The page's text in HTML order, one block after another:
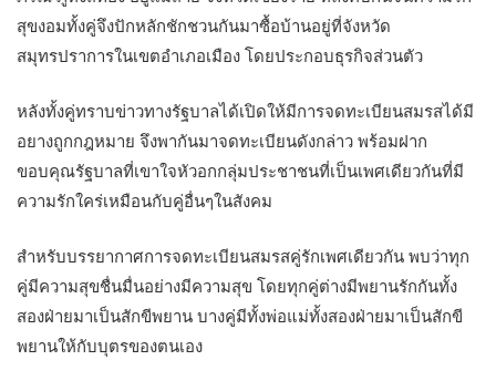
สุขงอมทั้งคู่จึงปักหลักชักชวนกันมาซื้อบ้านอยู่ที่จังหวัด
สมุทรปราการในเขตอำเภอเมือง โดยประกอบธุรกิจส่วนตัว
หลังทั้งคู่ทราบข่าวทางรัฐบาลได้เปิดให้มีการจดทะเบียนสมรสได้มี
อยางถูกกฎหมาย จึงพากันมาจดทะเบียนดังกล่าว พร้อมฝาก
ขอบคุณรัฐบาลที่เขาใจหัวอกกลุ่มประชาชนที่เป็นเพศเดียวกันที่มี
ความรักใคร่เหมือนกับคู่อื่นๆในสังคม
สำหรับบรรยากาศการจดทะเบียนสมรสคู่รักเพศเดียวกัน พบว่าทุก
คู่มีความสุขชื่นมื่นอย่างมีความสุข โดยทุกคู่ต่างมีพยานรักกันทั้ง
สองฝ่ายมาเป็นสักขีพยาน บางคู่มีทั้งพ่อแม่ทั้งสองฝ่ายมาเป็นสักขี
พยานให้กับบุตรของตนเอง